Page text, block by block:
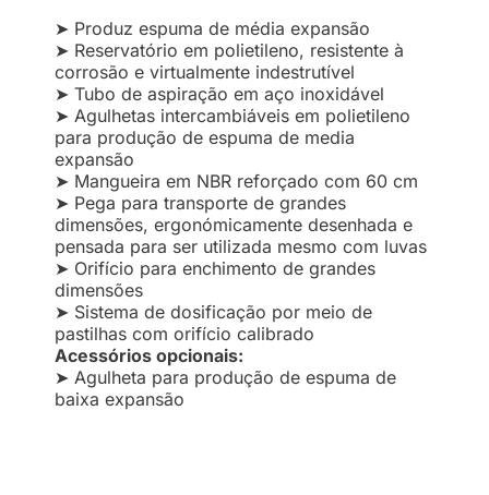
➤ Produz espuma de média expansão
➤ Reservatório em polietileno, resistente à
corrosão e virtualmente indestrutível
➤ Tubo de aspiração em aço inoxidável
➤ Agulhetas intercambiáveis em polietileno
para produção de espuma de media
expansão
➤ Mangueira em NBR reforçado com 60 cm
➤ Pega para transporte de grandes
dimensões, ergonómicamente desenhada e
pensada para ser utilizada mesmo com luvas
➤ Orifício para enchimento de grandes
dimensões
➤ Sistema de dosificação por meio de
pastilhas com orifício calibrado
Acessórios opcionais:
➤ Agulheta para produção de espuma de
baixa expansão